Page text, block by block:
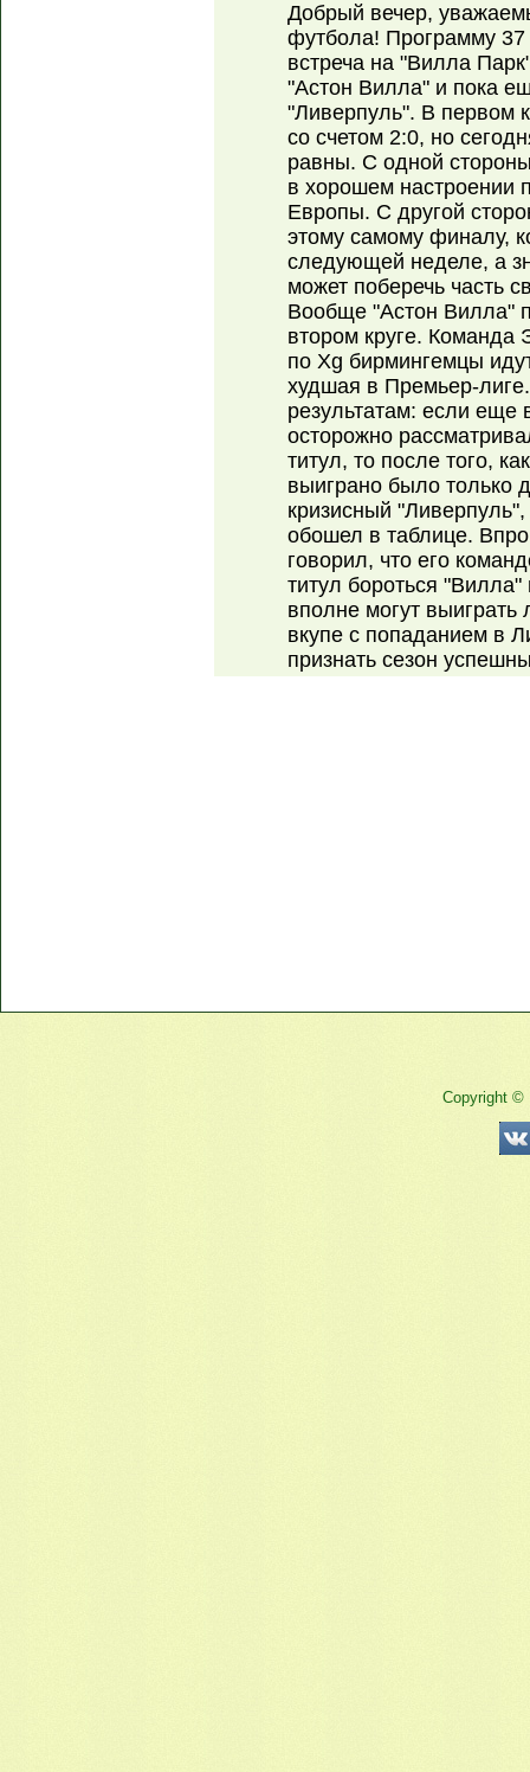
Добрый вечер,
футбола! Программу 37
встреча на "Вилла
"Астон Вилла" и пока
"Ливерпуль". В первом
со счетом 2:0, но
равны. С одной
в хорошем настроении
Европы. С другой
этому самому финалу,
следующей неделе, а
может поберечь часть
Вообще "Астон Вилла"
втором круге. Команда
по Xg бирмингемцы
худшая в Премьер-
результатам: если
осторожно
титул, то после того,
выиграно было только
кризисный
обошел в таблице.
говорил, что его
титул бороться
вполне могут
вкупе с попаданием в
признать сезон
Copyright ©